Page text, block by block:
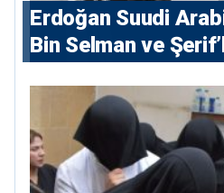
Erdoğan Suudi
Bin Selman ve